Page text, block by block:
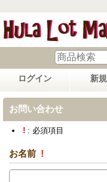
ログイン 新
お問い合わせ
! : 必須項目
お名前 !